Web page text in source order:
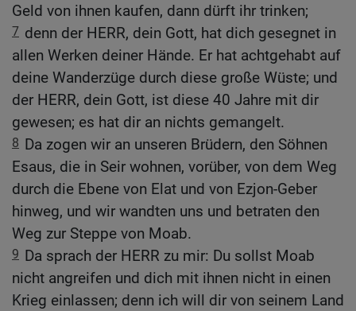
Geld von ihnen kaufen, dann dürft ihr trinken;
7 denn der HERR, dein Gott, hat dich gesegnet in
allen Werken deiner Hände. Er hat achtgehabt auf
deine Wanderzüge durch diese große Wüste; und
der HERR, dein Gott, ist diese 40 Jahre mit dir
gewesen; es hat dir an nichts gemangelt.
8 Da zogen wir an unseren Brüdern, den Söhnen
Esaus, die in Seir wohnen, vorüber, von dem Weg
durch die Ebene von Elat und von Ezjon-Geber
hinweg, und wir wandten uns und betraten den
Weg zur Steppe von Moab.
9 Da sprach der HERR zu mir: Du sollst Moab
nicht angreifen und dich mit ihnen nicht in einen
Krieg einlassen; denn ich will dir von seinem Land